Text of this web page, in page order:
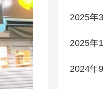
2025年3
2025年1
2024年9